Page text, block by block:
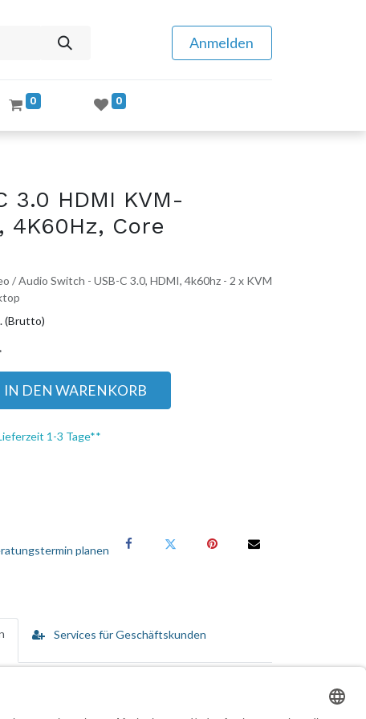
Anmelden
0 0
3.0 HDMI KVM-
Core
/ Audio Switch - USB-C 3.0, HDMI, 4k60hz - 2 x KVM
(Brutto)
IN DEN WARENKORB
1-3 Tage**
planen
Services für Geschäftskunden
Bildqualität für anspruchsvolle